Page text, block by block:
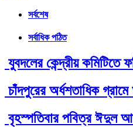
সর্বশেষ
সর্বাধিক পঠিত
যুবদলের কেন্দ্রীয় কমিটিতে
চাঁদপুরের অর্ধশতাধিক
বৃহস্পতিবার পবিত্র ঈদুল